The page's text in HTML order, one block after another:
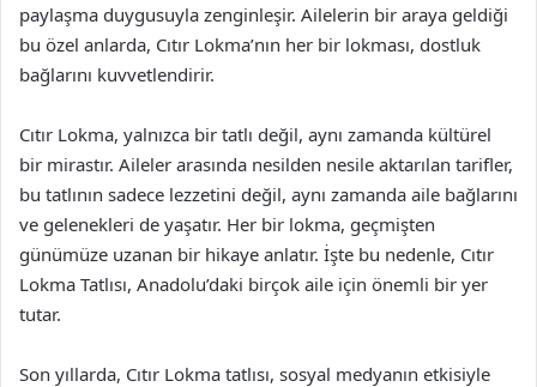
paylaşma duygusuyla zenginleşir. Ailelerin bir araya geldiği
bu özel anlarda, Cıtır Lokma’nın her bir lokması, dostluk
bağlarını kuvvetlendirir.
Cıtır Lokma, yalnızca bir tatlı değil, aynı zamanda kültürel
bir mirastır. Aileler arasında nesilden nesile aktarılan tarifler,
bu tatlının sadece lezzetini değil, aynı zamanda aile bağlarını
ve gelenekleri de yaşatır. Her bir lokma, geçmişten
günümüze uzanan bir hikaye anlatır. İşte bu nedenle, Cıtır
Lokma Tatlısı, Anadolu’daki birçok aile için önemli bir yer
tutar.
Son yıllarda, Cıtır Lokma tatlısı, sosyal medyanın etkisiyle